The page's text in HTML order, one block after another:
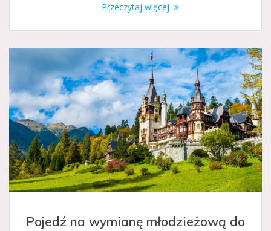
Przeczytaj więcej
Pojedź na wymianę młodzieżową do